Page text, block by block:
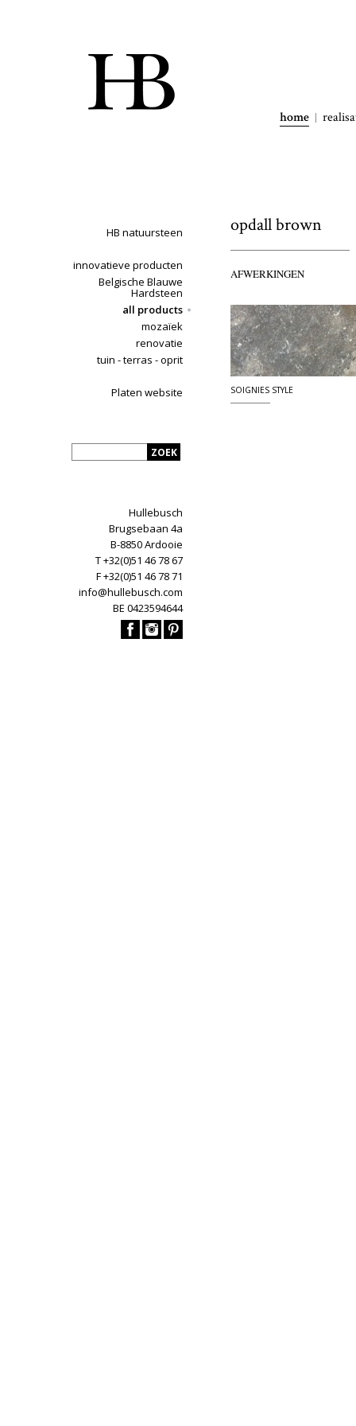
home
HB natuursteen
innovatieve producten
Belgische Blauwe
Hardsteen
all products
mozaïek
renovatie
tuin - terras - oprit
Platen website
Hullebusch
Brugsebaan 4a
B-8850 Ardooie
T +32(0)51 46 78 67
F +32(0)51 46 78 71
info@hullebusch.com
BE 0423594644
opdall brown
AFWERKINGEN
SOIGNIES STYLE